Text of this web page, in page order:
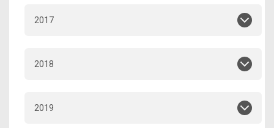
2017
2018
2019